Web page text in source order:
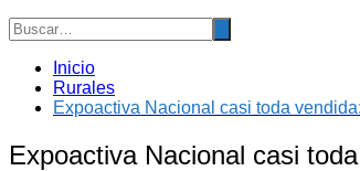
Inicio
Rurales
Expoactiva Nacional casi toda
Expoactiva Nacional casi